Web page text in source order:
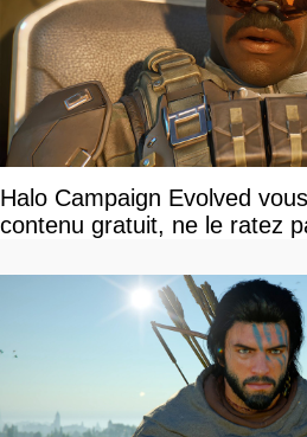
Halo Campaign Evolved
contenu gratuit, ne le ratez